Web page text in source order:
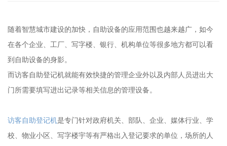
随着智慧城市建设的加快，自助设备的应用范围也越来越广，如今
在各个企业、工厂、写字楼、银行、机构单位等很多地方都可以看
到自助设备的身影。
而访客自助登记机就能有效快捷的管理企业外以及内部人员进出大
门所需要填写进出记录等相关信息的管理设备。
访客自助登记机是专门针对政府机关、部队、企业、媒体行业、学
校、物业小区、写字楼宇等有严格出入登记要求的单位，场所的人